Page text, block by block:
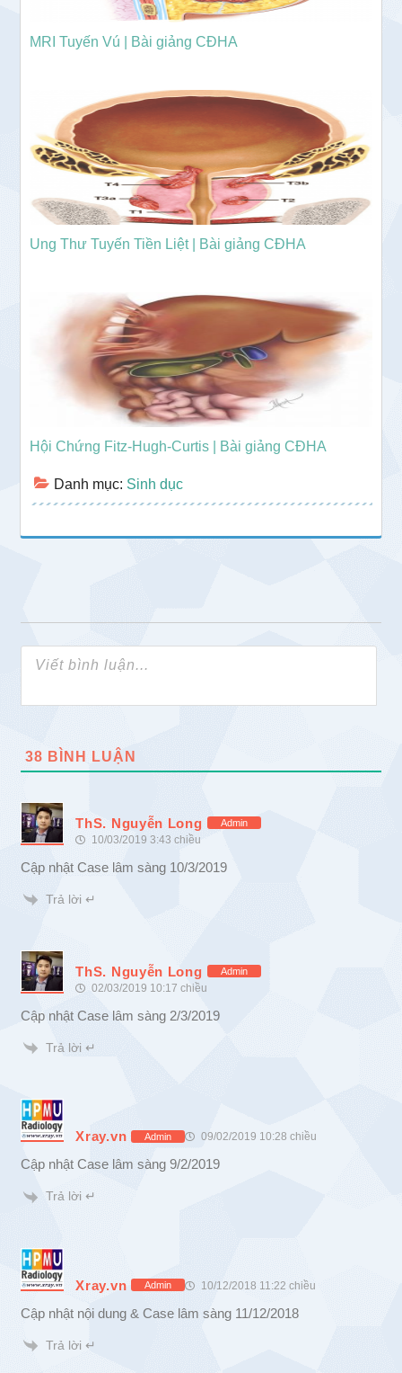
MRI Tuyến Vú | Bài giảng CĐHA
Ung Thư Tuyến Tiền Liệt | Bài giảng CĐHA
Hội Chứng Fitz-Hugh-Curtis | Bài giảng CĐHA
Danh mục: Sinh dục
38 BÌNH LUẬN
ThS. Nguyễn Long Admin
10/03/2019 3:43 chiều
Cập nhật Case lâm sàng 10/3/2019
Trả lời ↵
ThS. Nguyễn Long Admin
02/03/2019 10:17 chiều
Cập nhật Case lâm sàng 2/3/2019
Trả lời ↵
Xray.vn Admin 09/02/2019 10:28 chiều
Cập nhật Case lâm sàng 9/2/2019
Trả lời ↵
Xray.vn Admin 10/12/2018 11:22 chiều
Cập nhật nội dung & Case lâm sàng 11/12/2018
Trả lời ↵